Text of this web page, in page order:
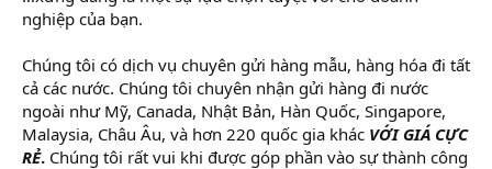
nghiệp của bạn.
Chúng tôi có dịch vụ chuyên gửi hàng mẫu, hàng hóa đi tất
cả các nước. Chúng tôi chuyên nhận gửi hàng đi nước
ngoài như Mỹ, Canada, Nhật Bản, Hàn Quốc, Singapore,
Malaysia, Châu Âu, và hơn 220 quốc gia khác VỚI GIÁ CỰC
RẺ. Chúng tôi rất vui khi được góp phần vào sự thành công